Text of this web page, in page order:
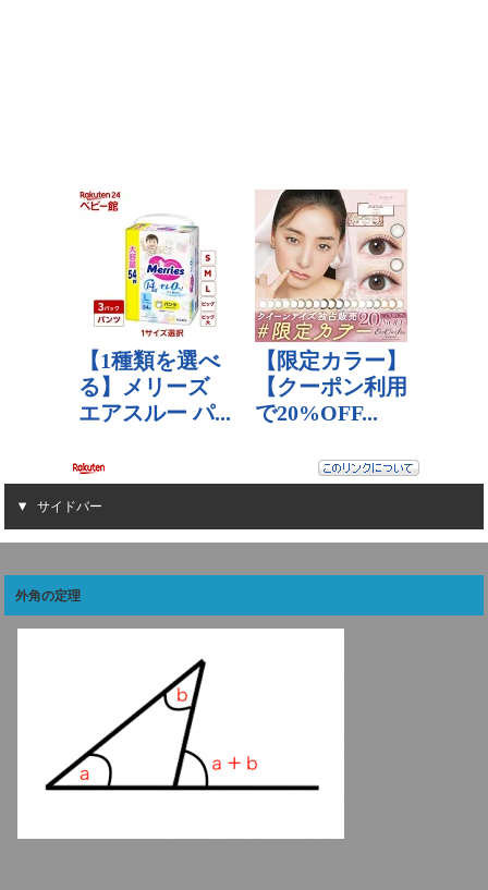
サイドバー
外角の定理